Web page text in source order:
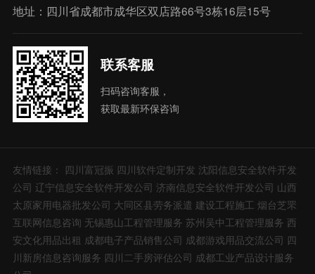
地址：四川省成都市成华区双店路66号3栋16层15号
联系客服
扫码咨询客服，
获取最新环保咨询
友情链接： 四川富冠振 四川软件定制开发 沈阳信息安全软件开发
公司 辽宁信息安全软件开发公司 济南信息安全软件开发公司 山西
太原家用电器批发公司 大同区县劳务派遣 建设工程施工 烟台芝罘
互联网信息咨询 无锡惠山工程管理服务 苏州吴中工程管理服务 西
安文化用品出租 成都电子产品销售公司 成都游戏用品交流公司 四
川新房信息咨询服务 四川二手房评估公司 成都工业产品设计服务